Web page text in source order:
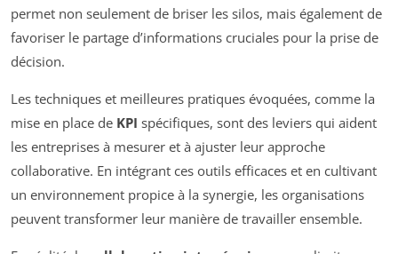
permet non seulement de briser les silos, mais également de
favoriser le partage d’informations cruciales pour la prise de
décision.
Les techniques et meilleures pratiques évoquées, comme la
mise en place de KPI spécifiques, sont des leviers qui aident
les entreprises à mesurer et à ajuster leur approche
collaborative. En intégrant ces outils efficaces et en cultivant
un environnement propice à la synergie, les organisations
peuvent transformer leur manière de travailler ensemble.